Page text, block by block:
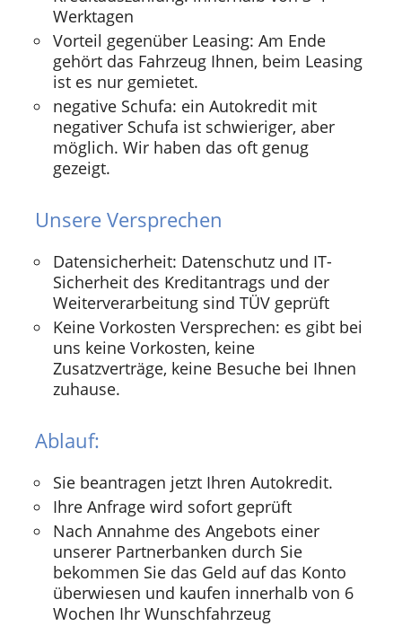
Werktagen
Vorteil gegenüber Leasing: Am Ende
gehört das Fahrzeug Ihnen, beim Leasing
ist es nur gemietet.
negative Schufa: ein Autokredit mit
negativer Schufa ist schwieriger, aber
möglich. Wir haben das oft genug
gezeigt.
Unsere Versprechen
Datensicherheit: Datenschutz und IT-
Sicherheit des Kreditantrags und der
Weiterverarbeitung sind TÜV geprüft
Keine Vorkosten Versprechen: es gibt bei
uns keine Vorkosten, keine
Zusatzverträge, keine Besuche bei Ihnen
zuhause.
Ablauf:
Sie beantragen jetzt Ihren Autokredit.
Ihre Anfrage wird sofort geprüft
Nach Annahme des Angebots einer
unserer Partnerbanken durch Sie
bekommen Sie das Geld auf das Konto
überwiesen und kaufen innerhalb von 6
Wochen Ihr Wunschfahrzeug